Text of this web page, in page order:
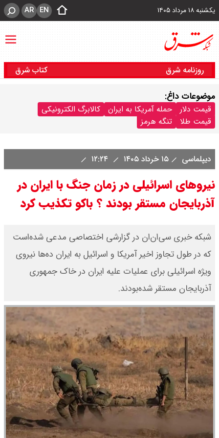
یکشنبه ۱۸ مرداد ۱۴۰۵ EN
AR
روزنامه شرق کتاب شرق
موضوعات داغ:
قیمت دلار حمله آمریکا به ایران
کالابرگ الکترونیکی
قیمت طلا
تنگه هرمز
دیپلماسی ۱۵ خرداد ۱۴۰۵
نیروهای اسرائیلی در زمان جنگ با ایران در
آذربایجان مستقر بودند ؟ باکو تکذیب کرد
شبکه خبری سی‌ان‌ان در گزارشی اختصاصی مدعی شده‌است
که در طول تجاوز اخیر آمریکا و اسرائیل به ایران ده‌ها نیروی
ویژه اسرائیلی برای عملیات علیه ایران در خاک جمهوری
آذربایجان مستقر شده‌بودند.